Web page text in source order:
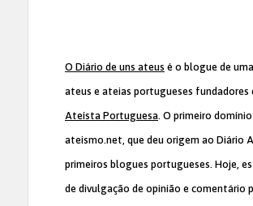
O Diário de uns ateus é o blogue de
ateus e ateias portugueses fundadores
Ateísta Portuguesa. O primeiro
ateismo.net, que deu origem ao Diário
primeiros blogues portugueses. Hoje,
de divulgação de opinião e comentário